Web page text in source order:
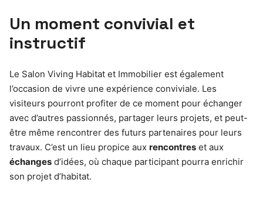
Un moment convivial et
instructif
Le Salon Viving Habitat et Immobilier est également
l’occasion de vivre une expérience conviviale. Les
visiteurs pourront profiter de ce moment pour échanger
avec d’autres passionnés, partager leurs projets, et peut-
être même rencontrer des futurs partenaires pour leurs
travaux. C’est un lieu propice aux rencontres et aux
échanges d’idées, où chaque participant pourra enrichir
son projet d’habitat.